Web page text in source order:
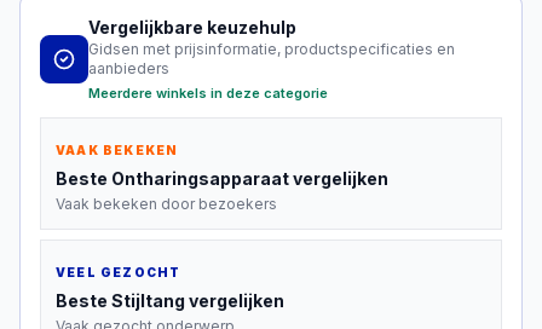
Vergelijkbare keuzehulp
Gidsen met prijsinformatie, productspecificaties en
aanbieders
Meerdere winkels in deze categorie
VAAK BEKEKEN
Beste Ontharingsapparaatvergelijken
Vaak bekeken door bezoekers
VEEL GEZOCHT
Beste Stijltang vergelijken